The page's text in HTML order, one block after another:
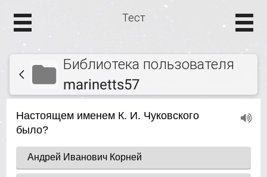
Тест
Библиотека пользователя
marinetts57